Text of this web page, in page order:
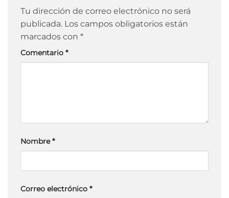
Tu dirección de correo electrónico no será
publicada. Los campos obligatorios están
marcados con *
Comentario *
Nombre*
Correo electrónico *